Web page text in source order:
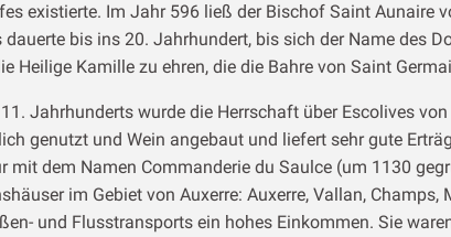
existierte. Im Jahr 596 ließ der Bischof Saint Aunaire
dauerte bis ins 20. Jahrhundert, bis sich der Name des
Heilige Kamille zu ehren, die die Bahre von Saint
Jahrhunderts wurde die Herrschaft über Escolives
genutzt und Wein angebaut und liefert sehr gute
mit dem Namen Commanderie du Saulce (um 1130
im Gebiet von Auxerre: Auxerre, Vallan,
und Flusstransports ein hohes Einkommen. Sie